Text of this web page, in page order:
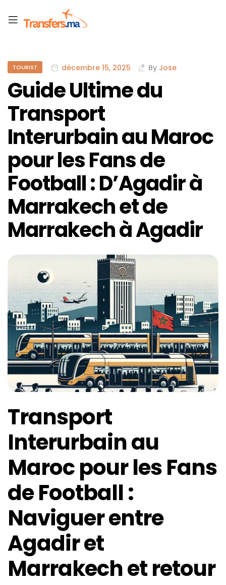
TOURIST décembre 15, 2025 By Jose
Guide Ultime du
Transport
Interurbain au Maroc
pour les Fans de
Football : D’Agadir à
Marrakech et de
Marrakech à Agadir
Transport
Interurbain au
Maroc pour les Fans
de Football :
Naviguer entre
Agadir et
Marrakech et retour